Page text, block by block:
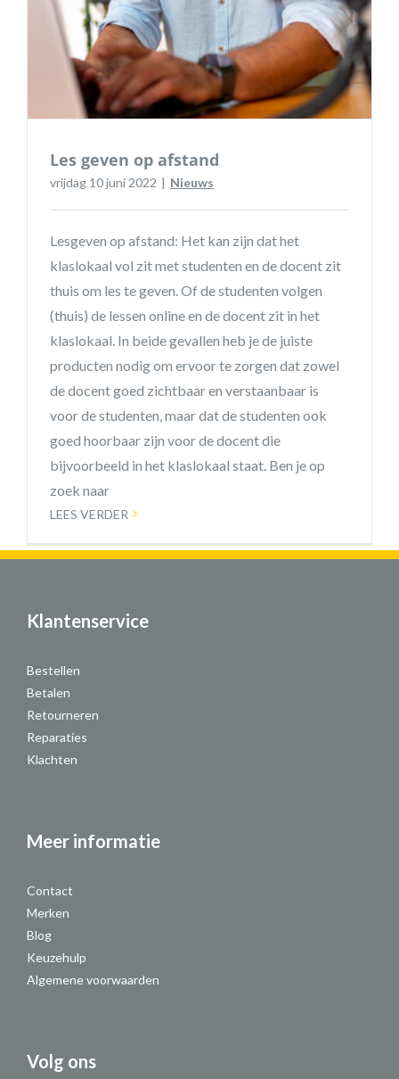
Les geven op afstand
vrijdag 10 juni 2022 | Nieuws
Lesgeven op afstand: Het kan zijn dat het
klaslokaal vol zit met studenten en de docent zit
thuis om les te geven. Of de studenten volgen
(thuis) de lessen online en de docent zit in het
klaslokaal. In beide gevallen heb je de juiste
producten nodig om ervoor te zorgen dat zowel
de docent goed zichtbaar en verstaanbaar is
voor de studenten, maar dat de studenten ook
goed hoorbaar zijn voor de docent die
bijvoorbeeld in het klaslokaal staat. Ben je op
zoek naar
LEES VERDER
Klantenservice
Bestellen
Betalen
Retourneren
Reparaties
Klachten
Meer informatie
Contact
Merken
Blog
Keuzehulp
Algemene voorwaarden
Volg ons